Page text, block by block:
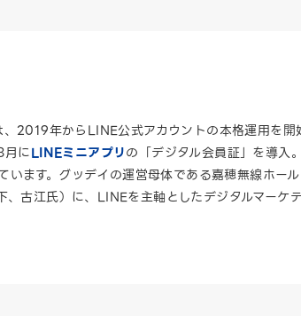
2019年からLINE公式アカウントの本格運用を開
にLINEミニアプリの「デジタル会員証」を導入
ます。グッデイの運営母体である嘉穂無線ホー
古江氏）に、LINEを主軸としたデジタルマーケ